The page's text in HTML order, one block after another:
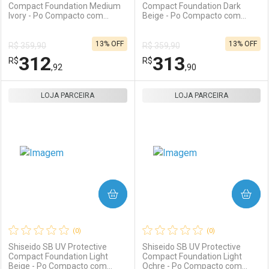
Compact Foundation Medium
Ivory - Po Compacto com
R$ 359,90
R$312,92
13% OFF
Compact Foundation Dark
Beige - Po Compacto com
R$ 359,90
R$313,90
13% OFF
(0)
Shiseido SB UV Protective
Compact Foundation Light
Beige - Po Compacto com
LOJA PARCEIRA
COMPRAR
(0)
Shiseido SB UV Protective
Compact Foundation Light
Ochre - Po Compacto com
LOJA PARCEIRA
COMPRAR